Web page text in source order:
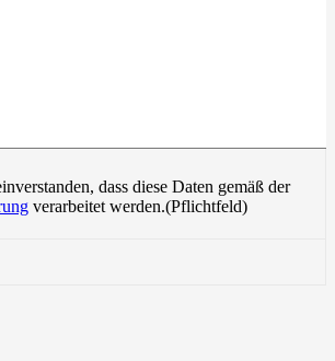
dass diese Daten gemäß der
verarbeitet werden.(Pflichtfeld)